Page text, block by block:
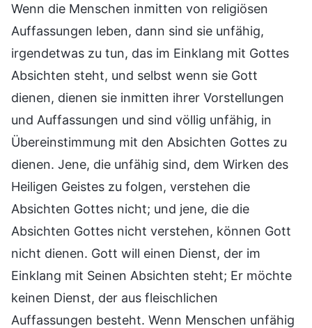
Wenn die Menschen inmitten von religiösen
Auffassungen leben, dann sind sie unfähig,
irgendetwas zu tun, das im Einklang mit Gottes
Absichten steht, und selbst wenn sie Gott
dienen, dienen sie inmitten ihrer Vorstellungen
und Auffassungen und sind völlig unfähig, in
Übereinstimmung mit den Absichten Gottes zu
dienen. Jene, die unfähig sind, dem Wirken des
Heiligen Geistes zu folgen, verstehen die
Absichten Gottes nicht; und jene, die die
Absichten Gottes nicht verstehen, können Gott
nicht dienen. Gott will einen Dienst, der im
Einklang mit Seinen Absichten steht; Er möchte
keinen Dienst, der aus fleischlichen
Auffassungen besteht. Wenn Menschen unfähig